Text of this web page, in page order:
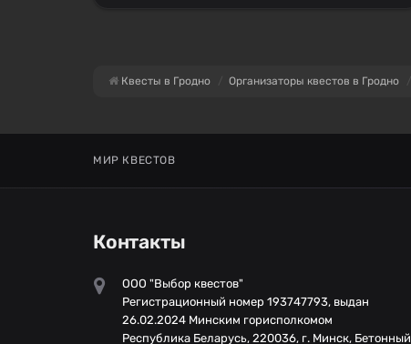
Квесты в Гродно Организаторы квестов в Гродно
МИР КВЕСТОВ
Контакты
ООО "Выбор квестов"
Регистрационный номер 193747793, выдан
26.02.2024 Минским горисполкомом
Республика Беларусь, 220036, г. Минск, Бетонный